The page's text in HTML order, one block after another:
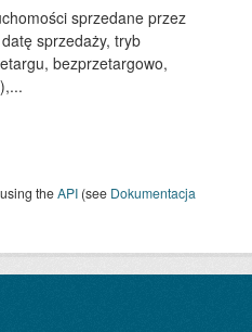
sprzedane przez
sprzedaży, tryb
bezprzetargowo,
theAPI (see Dokumentacja